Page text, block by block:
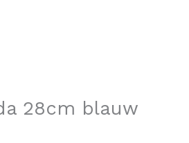
28cm blauw